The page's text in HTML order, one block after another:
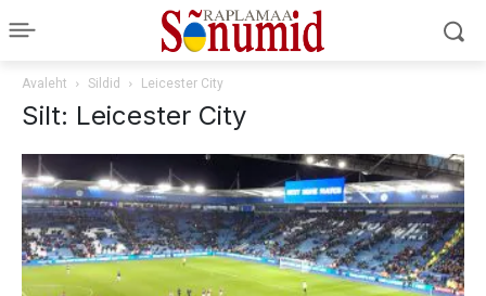
Avaleht Sildid Leicester City
Silt: Leicester City